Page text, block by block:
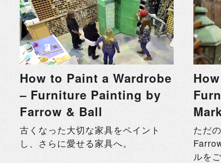
How to Paint a Wardrobe
– Furniture Painting by
Farrow & Ball
古くなった大切な家具をペイント
し、さらに愛せる家具へ。
ただ
ルを